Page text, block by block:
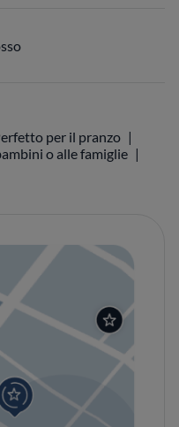
per il pranzo
o alle famiglie